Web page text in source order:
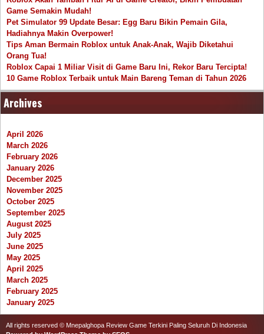
Game Semakin Mudah!
Pet Simulator 99 Update Besar: Egg Baru Bikin Pemain Gila,
Hadiahnya Makin Overpower!
Tips Aman Bermain Roblox untuk Anak-Anak, Wajib Diketahui
Orang Tua!
Roblox Capai 1 Miliar Visit di Game Baru Ini, Rekor Baru Tercipta!
10 Game Roblox Terbaik untuk Main Bareng Teman di Tahun 2026
Archives
April 2026
March 2026
February 2026
January 2026
December 2025
November 2025
October 2025
September 2025
August 2025
July 2025
June 2025
May 2025
April 2025
March 2025
February 2025
January 2025
All rights reserved © Mnepalghopa Review Game Terkini Paling Seluruh Di Indonesia